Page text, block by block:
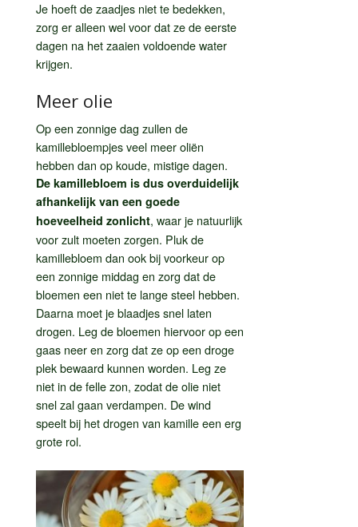
Je hoeft de zaadjes niet te bedekken,
zorg er alleen wel voor dat ze de eerste
dagen na het zaaien voldoende water
krijgen.
Meer olie
Op een zonnige dag zullen de
kamillebloempjes veel meer oliën
hebben dan op koude, mistige dagen.
De kamillebloem is dus overduidelijk
afhankelijk van een goede
hoeveelheid zonlicht, waar je natuurlijk
voor zult moeten zorgen. Pluk de
kamillebloem dan ook bij voorkeur op
een zonnige middag en zorg dat de
bloemen een niet te lange steel hebben.
Daarna moet je blaadjes snel laten
drogen. Leg de bloemen hiervoor op een
gaas neer en zorg dat ze op een droge
plek bewaard kunnen worden. Leg ze
niet in de felle zon, zodat de olie niet
snel zal gaan verdampen. De wind
speelt bij het drogen van kamille een erg
grote rol.